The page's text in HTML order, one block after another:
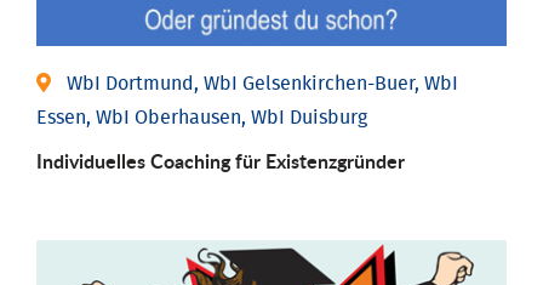
WbI Dortmund, WbI Gelsenkirchen-Buer, WbI
Essen, WbI Oberhausen, WbI Duisburg
Individu­elles Coaching für Existenz­gründer